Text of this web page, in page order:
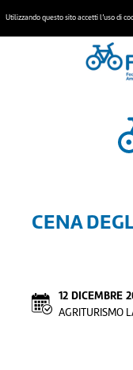
Utilizzando questo sito accetti l’uso di
CENA
12 DICEMBRE
AGRITURISMO